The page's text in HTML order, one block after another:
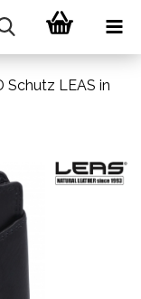
Schutz LEAS in